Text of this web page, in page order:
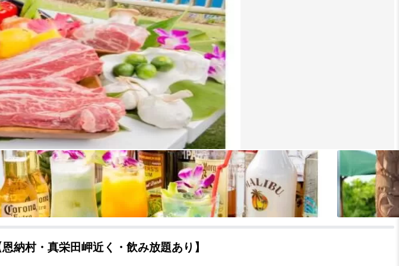
納村・真栄田岬近く・飲み放題あり】